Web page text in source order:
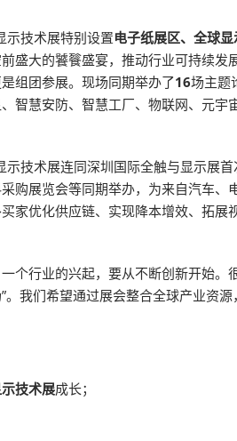
示技术展特别设置电子纸展区、全球
盛大的饕餮盛宴，推动行业可持续
组团参展。现场同期举办了16场主题
智慧安防、智慧工厂、物联网、元宇
技术展连同深圳国际全触与显示展
购展览会等同期举办，为来自汽车
家优化供应链、实现降本增效、拓展
个行业的兴起，要从不断创新开始
。我们希望通过展会整合全球产业资
技术展成长；